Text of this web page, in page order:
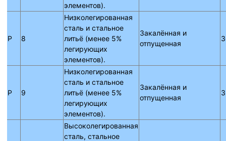
элементов).
P 8
Низколегированная
сталь и стальное
литьё (менее 5%
легирующих
элементов).
Закалённая и
отпущенная
P 9
Низколегированная
сталь и стальное
литьё (менее 5%
легирующих
элементов).
Закалённая и
отпущенная
Высоколегированная
сталь, стальное